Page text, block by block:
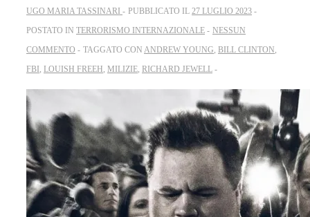
UGO MARIA TASSINARI PUBBLICATO IL 27 LUGLIO 2023
POSTATO IN TERRORISMO INTERNAZIONALE
NESSUN
COMMENTO
TAGGATO CON ANDREW YOUNG BILL CLINTON
FBI LOUISH FREEH MILIZIE RICHARD JEWELL